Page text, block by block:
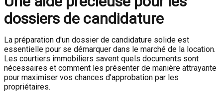
dossiers de candidature
La préparation d'un dossier de candidature solide est
essentielle pour se démarquer dans le marché de la location.
Les courtiers immobiliers savent quels documents sont
nécessaires et comment les présenter de manière attrayante
pour maximiser vos chances d'approbation par les
propriétaires.